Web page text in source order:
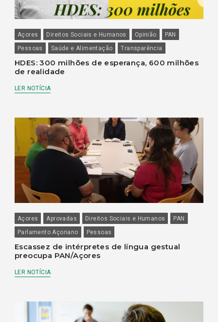
Açores Direitos Sociais e Humanos Opinião
PAN
Pessoas
Saúde e Alimentação Transparência
HDES: 300 milhões de esperança, 600 milhões
de realidade
LER NOTÍCIA
Açores Aprovadas Direitos Sociais e Humanos
PAN
Parlamento Açoriano
Pessoas
Escassez de intérpretes de língua gestual
preocupa PAN/Açores
LER NOTÍCIA